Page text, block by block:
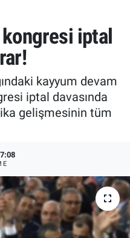
iptal
kayyum devam
iptal davasında
gelişmesinin tüm